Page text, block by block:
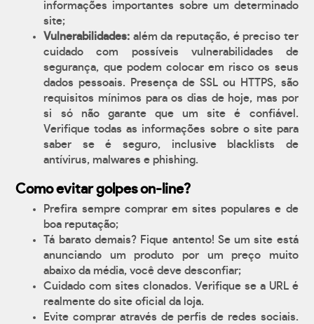
informações importantes sobre um determinado
site;
Vulnerabilidades: além da reputação, é preciso ter
cuidado com possíveis vulnerabilidades de
segurança, que podem colocar em risco os seus
dados pessoais. Presença de SSL ou HTTPS, são
requisitos mínimos para os dias de hoje, mas por
si só não garante que um site é confiável.
Verifique todas as informações sobre o site para
saber se é seguro, inclusive blacklists de
antívirus, malwares e phishing.
Como evitar golpes on-line?
Prefira sempre comprar em sites populares e de
boa reputação;
Tá barato demais? Fique antento! Se um site está
anunciando um produto por um preço muito
abaixo da média, você deve desconfiar;
Cuidado com sites clonados. Verifique se a URL é
realmente do site oficial da loja.
Evite comprar através de perfis de redes sociais.